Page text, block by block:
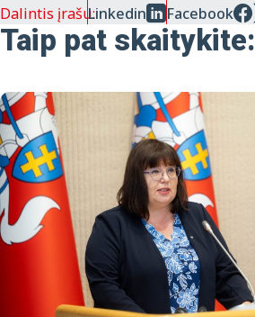
Dalintis įrašu:Linkedin Facebook
Taip pat skaitykite: